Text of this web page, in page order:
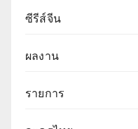
ซีรีส์จีน
ผลงาน
รายการ